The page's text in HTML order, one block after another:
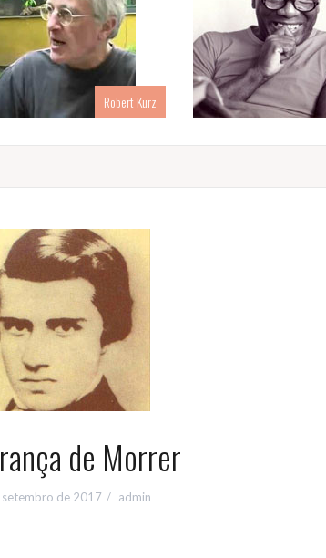
Robert Kurz
de Morrer
setembro de 2017 admin